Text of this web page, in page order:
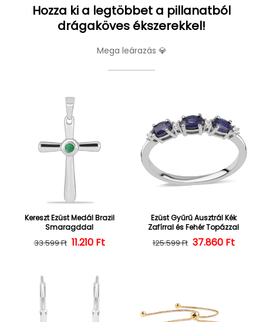
Hozza ki a legtöbbet a pillanatból
drágaköves ékszerekkel!
Mega leárazás 💎
Kereszt Ezüst Medál Brazil
Smaragddal
Normál ár
33.599 Ft Kedvezményes ár
11.210 Ft
Ezüst Gyűrű Ausztrál Kék
Zafírral és Fehér Topázzal
Normál ár
125.599 Ft 37.860 Ft